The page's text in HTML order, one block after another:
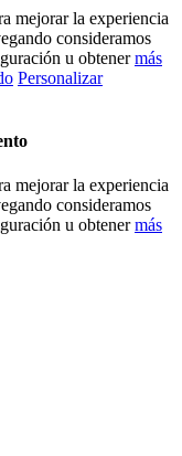
mejorar la experiencia
consideramos
u obtenermás
Personalizar
mejorar la experiencia
consideramos
u obtenermás